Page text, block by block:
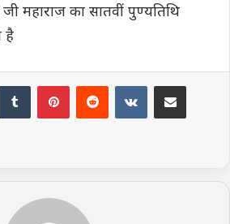
जी महाराज का सातवीं पुण्यतिथि
है
TumblrPinterestRedditVKontakte
Share via Email